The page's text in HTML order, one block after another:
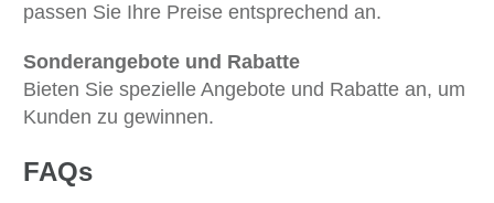
passen Sie Ihre Preise entsprechend an.
Sonderangebote und Rabatte
Bieten Sie spezielle Angebote und Rabatte an, um
Kunden zu gewinnen.
FAQs